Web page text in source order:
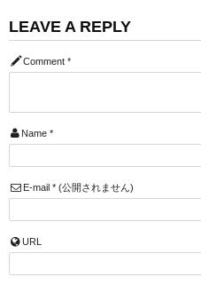
LEAVE A REPLY
Comment *
Name *
E-mail *(公開されません)
URL